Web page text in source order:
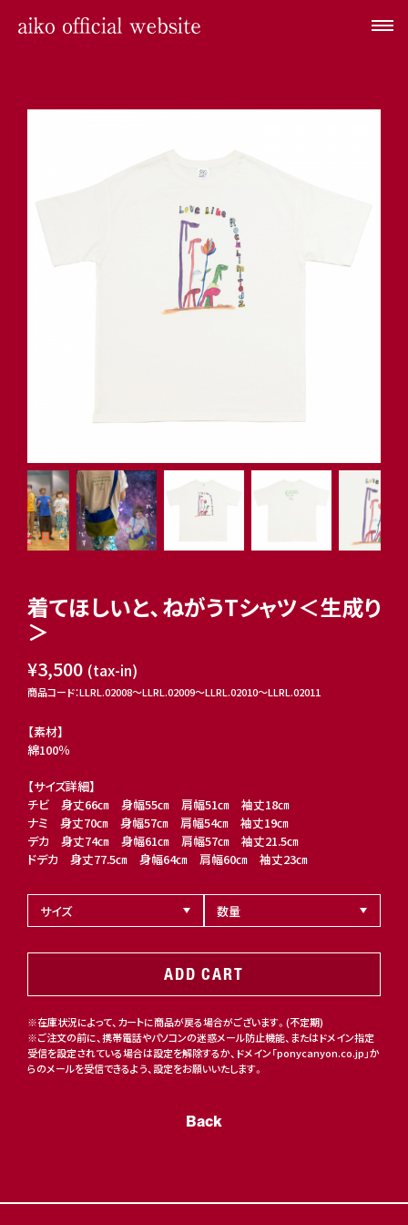
着てほしいと、ねがうTシャツ＜生成り
＞
¥3,500 (tax-in)
商品コード：LLRL.02008〜LLRL.02009〜LLRL.02010〜LLRL.02011
【素材】
綿100％
【サイズ詳細】
チビ 身丈66㎝ 身幅55㎝ 肩幅51㎝ 袖丈18㎝
ナミ 身丈70㎝ 身幅57㎝ 肩幅54㎝ 袖丈19㎝
デカ 身丈74㎝ 身幅61㎝ 肩幅57㎝ 袖丈21.5㎝
ドデカ 身丈77.5㎝ 身幅64㎝ 肩幅60㎝ 袖丈23㎝
ADD CART
※在庫状況によって、カートに商品が戻る場合がございます。(不定期)
※ご注文の前に、携帯電話やパソコンの迷惑メール防止機能、またはドメイン指定
受信を設定されている場合は設定を解除するか、ドメイン「ponycanyon.co.jp」か
らのメールを受信できるよう、設定をお願いいたします。
Back